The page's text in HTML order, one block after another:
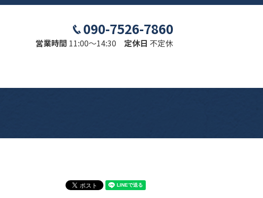
090-7526-7860
営業時間 11:00～14:30 定休日 不定休